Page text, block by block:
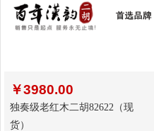
￥3980.00
独奏级老红木二胡82622（现
货）